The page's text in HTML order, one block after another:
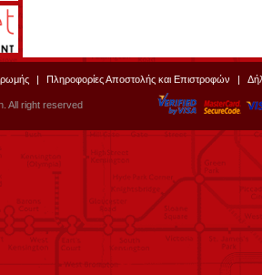
| Πληροφορίες Αποστολής και Επιστροφών |
All right reserved